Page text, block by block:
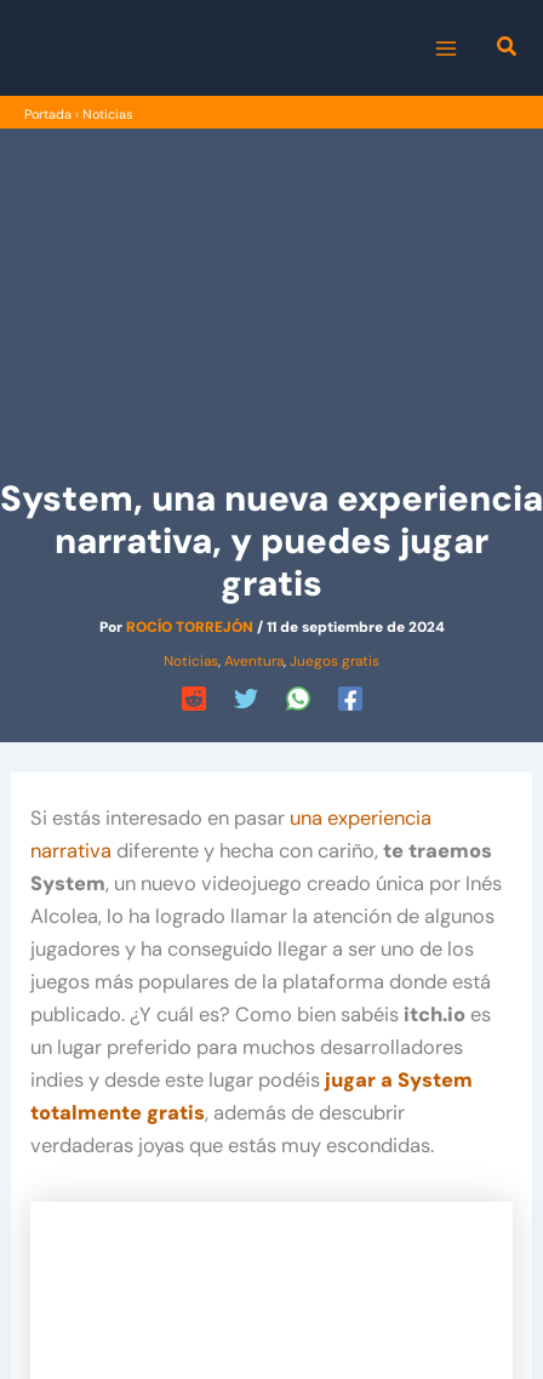
MENU
Portada › Noticias
System, una nueva experiencia
narrativa, y puedes jugar
gratis
PorROCÍO TORREJÓN /11 de septiembre de 2024
Noticias,Aventura,Juegos gratis
Si estás interesado en pasar una experiencia
narrativa diferente y hecha con cariño,te traemos
System, un nuevo videojuego creado única por Inés
Alcolea, lo ha logrado llamar la atención de algunos
jugadores y ha conseguido llegar a ser uno de los
juegos más populares de la plataforma donde está
publicado. ¿Y cuál es? Como bien sabéis itch.io es
un lugar preferido para muchos desarrolladores
indies y desde este lugar podéis jugar a System
totalmente gratis, además de descubrir
verdaderas joyas que estás muy escondidas.